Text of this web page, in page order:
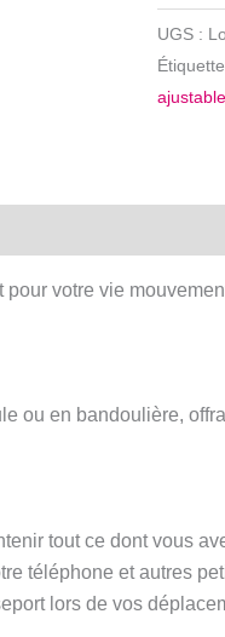
tête
denim
UGS :
ajustable
votre vie
ou en bandoulière,
tout ce dont vous
téléphone et autres
lors de vos